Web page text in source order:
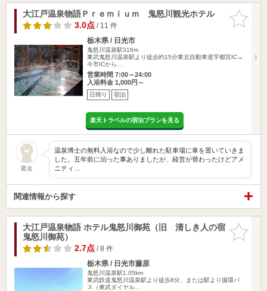
お気に入
りに追加
大江戸温泉物語Ｐｒｅｍｉｕｍ 鬼怒川観光ホテル
3.0点/ 11 件
栃木県 / 日光市
鬼怒川温泉駅316m
東武鬼怒川温泉駅より徒歩約15分東北自動車道宇都宮IC→
今市ICから…
営業時間 7:00～24:00
入浴料金 1,000円～
日帰り 宿泊
楽天トラベルの宿泊プランを見る
匿名
温泉博士の無料入浴なので少し離れた駐車場に車を置いていきま
した。五年前に泊った事ありましたが、経営が替わったけどアメ
ニティ…
関連情報から探す
お気に入
りに追加
大江戸温泉物語 ホテル鬼怒川御苑（旧 清しき人の宿
鬼怒川御苑）
2.7点/ 8 件
栃木県 / 日光市藤原
鬼怒川温泉駅1.05km
東武鉄道鬼怒川温泉駅より徒歩8分、または駅より循環バ
ス（東武ダイヤル…